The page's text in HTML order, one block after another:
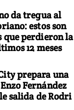
da tregua al
estos son
que perdieron la
12 meses
prepara una
Fernández
salida de Rodri